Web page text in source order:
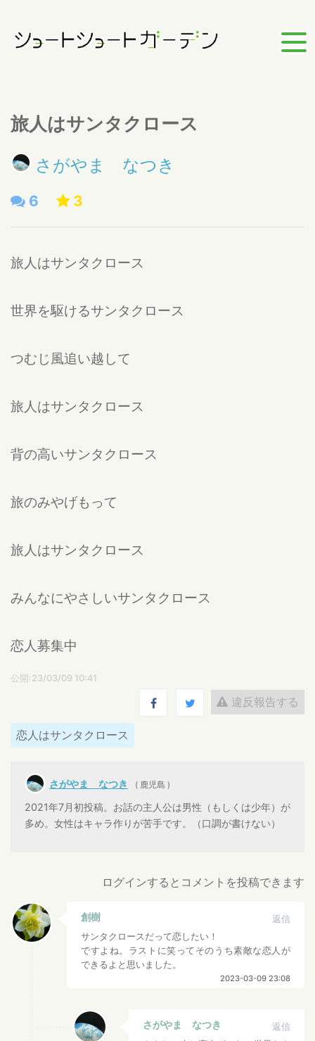
旅人はサンタクロース
さがやま なつき
6 3
旅人はサンタクロース
世界を駆けるサンタクロース
つむじ風追い越して
旅人はサンタクロース
背の高いサンタクロース
旅のみやげもって
旅人はサンタクロース
みんなにやさしいサンタクロース
恋人募集中
公開:23/03/09 10:41
違反報告する
恋人はサンタクロース
さがやま なつき ( 鹿児島 )
2021年7月初投稿。お話の主人公は男性（もしくは少年）が
多め。女性はキャラ作りが苦手です。（口調が書けない）
ログインするとコメントを投稿できます
創樹
返信
サンタクロースだって恋したい！
ですよね。ラストに笑ってそのうち素敵な恋人が
できるよと思いました。
2023-03-09 23:08
さがやま なつき
返信